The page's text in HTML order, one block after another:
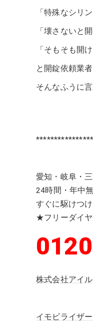
「特殊なシリ
「壊さないと
「そもそも開
と開錠依頼業
そんなふうに
愛知・岐阜・
24時間・年中
すぐに駆けつけ
★フリーダイ
株式会社アイ
イモビライザ